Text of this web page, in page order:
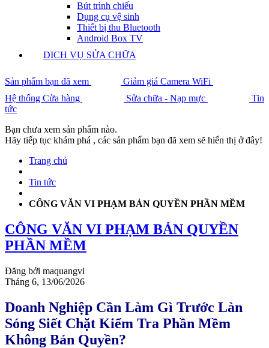
Bút trình chiếu
Dụng cụ vệ sinh
Thiết bị thu Bluetooth
Android Box TV
DỊCH VỤ SỬA CHỮA
Sản phẩm bạn đã xem
Giảm giá Camera WiFi
Hệ thống Cửa hàng
Sửa chữa - Nạp mực
Tin
tức
Bạn chưa xem sản phẩm nào.
Hãy tiếp tục khám phá , các sản phẩm bạn đã xem sẽ hiển thị ở đây!
Trang chủ
Tin tức
CÔNG VĂN VI PHẠM BẢN QUYỀN PHẦN MỀM
CÔNG VĂN VI PHẠM BẢN QUYỀN
PHẦN MỀM
Đăng bởi maquangvi
Tháng 6, 13/06/2026
Doanh Nghiệp Cần Làm Gì Trước Làn
Sóng Siết Chặt Kiểm Tra Phần Mềm
Không Bản Quyền?